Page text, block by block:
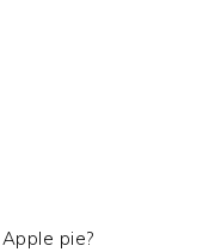
pie?